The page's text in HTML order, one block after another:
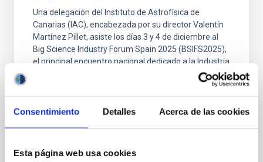
Consentimiento Detalles Acerca de las cookies
Esta página web usa cookies
Una delegación del Instituto de Astrofísica de
Canarias (IAC), encabezada por su director Valentín
Martínez Pillet, asiste los días 3 y 4 de diciembre al
Big Science Industry Forum Spain 2025 (BSIFS2025),
el principal encuentro nacional dedicado a la Industria
vínculos estratégicos con empresas, centros
tecnológicos e infraestructuras científicas
Science Industry Forum Spain 2025, organizado por